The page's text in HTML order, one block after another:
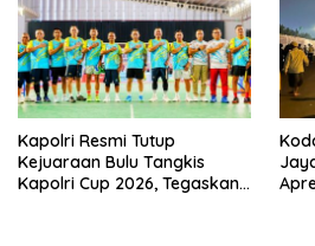
Kapolri Resmi Tutup
Kejuaraan Bulu Tangkis
Kapolri Cup 2026, Tegaskan